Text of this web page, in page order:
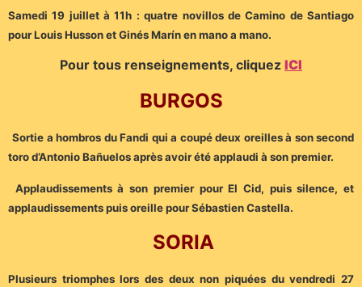
Samedi 19 juillet à 11h : quatre novillos de Camino de Santiago
pour Louis Husson et Ginés Marín en mano a mano.
Pour tous renseignements, cliquez ICI
BURGOS
Sortie a hombros du Fandi qui a coupé deux oreilles à son second
toro d’Antonio Bañuelos après avoir été applaudi à son premier.
Applaudissements à son premier pour El Cid, puis silence, et
applaudissements puis oreille pour Sébastien Castella.
SORIA
Plusieurs triomphes lors des deux non piquées du vendredi 27